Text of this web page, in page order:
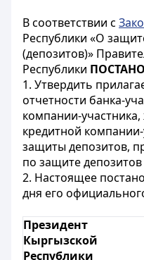
В соответствии с
Республики «О
(депозитов)»
Республики
1. Утвердить
отчетности банка-
компании-
кредитной
защиты депозитов,
по защите
2. Настоящее
дня его
Президент
Кыргызской
Республики